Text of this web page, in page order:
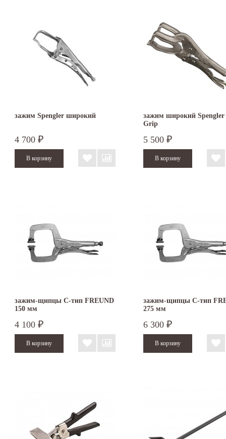
зажим Spengler широкий
4 700 ₽
зажим широкий Spengler
Grip
5 500 ₽
зажим-щипцы С-тип FREUND
150 мм
4 100 ₽
зажим-щипцы С-тип
275 мм
6 300 ₽